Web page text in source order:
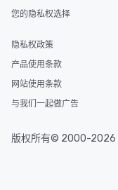
您的隐私权选择
隐私权政策
产品使用条款
网站使用条款
与我们一起做广告
版权所有© 2000-2026